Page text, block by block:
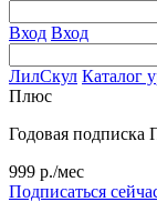
Вход Вход
ЛилСкул Каталог
Плюс
Годовая
999 р./мес
Подписаться